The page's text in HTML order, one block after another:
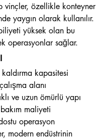
vinçler, özellikle konteyner
yaygın olarak kullanılır.
yüksek olan bu
operasyonlar sağlar.
kaldırma kapasitesi
alanı
ve uzun ömürlü yapı
maliyeti
operasyon
modern endüstrinin